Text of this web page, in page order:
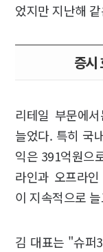
었지만 지난해
증시
리테일 부문에
늘었다. 특히 국
익은 391억원으
라인과 오프라
이 지속적으로
김 대표는 "슈퍼